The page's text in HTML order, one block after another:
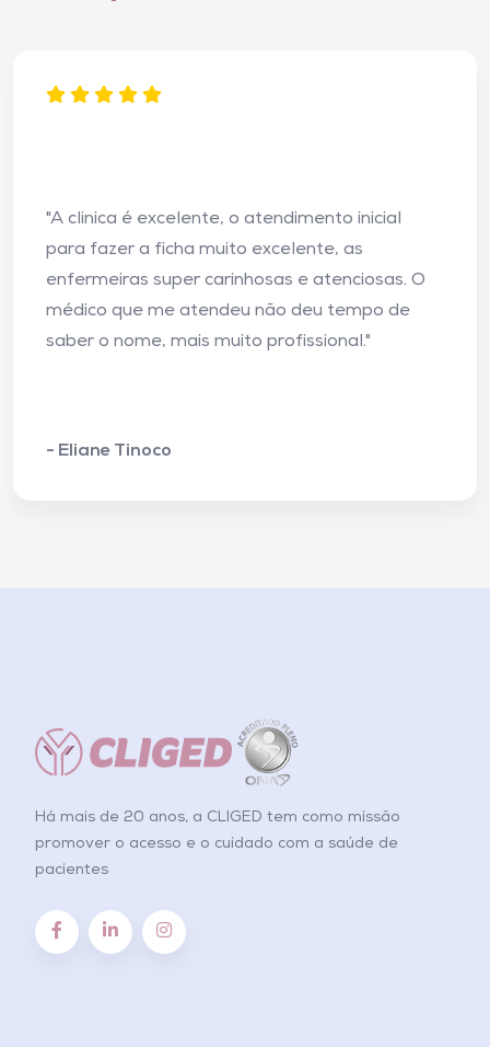
"A clinica é excelente, o atendimento inicial
para fazer a ficha muito excelente, as
enfermeiras super carinhosas e atenciosas. O
médico que me atendeu não deu tempo de
saber o nome, mais muito profissional."
- Eliane Tinoco
Há mais de 20 anos, a CLIGED tem como missão
promover o acesso e o cuidado com a saúde de
pacientes